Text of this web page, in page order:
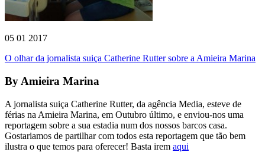
05 01 2017
O olhar da jornalista suiça Catherine Rutter sobre a Amieira Marina
By Amieira Marina
A jornalista suiça Catherine Rutter, da agência Media, esteve de
férias na Amieira Marina, em Outubro último, e enviou-nos uma
reportagem sobre a sua estadia num dos nossos barcos casa.
Gostariamos de partilhar com todos esta reportagem que tão bem
ilustra o que temos para oferecer! Basta irem aqui